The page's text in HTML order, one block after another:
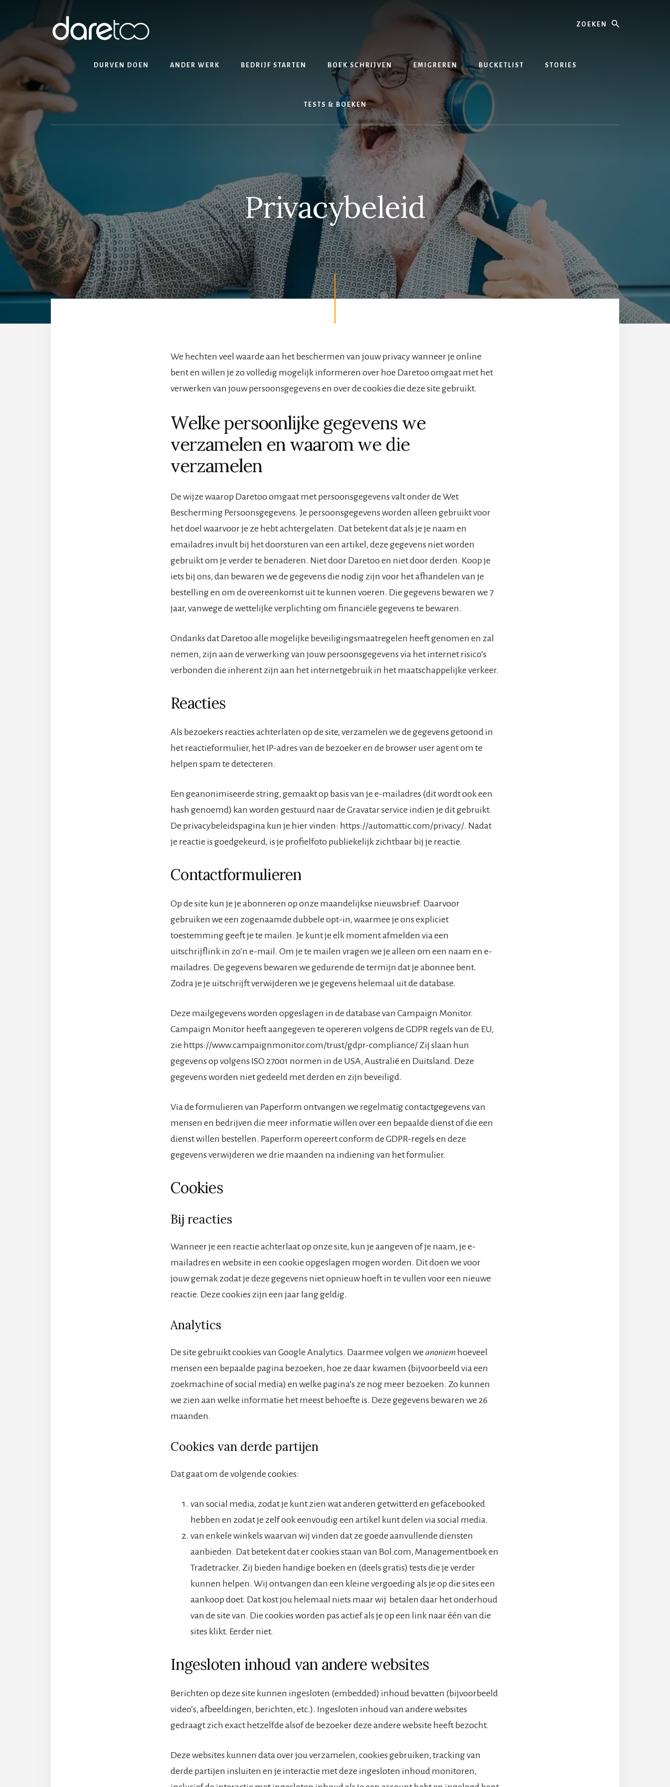
content
DURVEN DOEN ANDER WERK BEDRIJF STARTEN BOEK SCHRIJVEN EMIGREREN BUCKETLIST STORIES
TESTS & BOEKEN
Privacybeleid
We hechten veel waarde aan het beschermen van jouw privacy wanneer je online
bent en willen je zo volledig mogelijk informeren over hoe Daretoo omgaat met het
verwerken van jouw persoonsgegevens en over de cookies die deze site gebruikt.
Welke persoonlijke gegevens we
verzamelen en waarom we die
verzamelen
De wijze waarop Daretoo omgaat met persoonsgegevens valt onder de Wet
Bescherming Persoonsgegevens. Je persoonsgegevens worden alleen gebruikt voor
het doel waarvoor je ze hebt achtergelaten. Dat betekent dat als je je naam en
emailadres invult bij het doorsturen van een artikel, deze gegevens niet worden
gebruikt om je verder te benaderen. Niet door Daretoo en niet door derden. Koop je
iets bij ons, dan bewaren we de gegevens die nodig zijn voor het afhandelen van je
bestelling en om de overeenkomst uit te kunnen voeren. Die gegevens bewaren we 7
jaar, vanwege de wettelijke verplichting om financiële gegevens te bewaren.
Ondanks dat Daretoo alle mogelijke beveiligingsmaatregelen heeft genomen en zal
nemen, zijn aan de verwerking van jouw persoonsgegevens via het internet risico’s
verbonden die inherent zijn aan het internetgebruik in het maatschappelijke verkeer.
Reacties
Als bezoekers reacties achterlaten op de site, verzamelen we de gegevens getoond in
het reactieformulier, het IP-adres van de bezoeker en de browser user agent om te
helpen spam te detecteren.
Een geanonimiseerde string, gemaakt op basis van je e-mailadres (dit wordt ook een
hash genoemd) kan worden gestuurd naar de Gravatar service indien je dit gebruikt.
De privacybeleidspagina kun je hier vinden: https://automattic.com/privacy/. Nadat
je reactie is goedgekeurd, is je profielfoto publiekelijk zichtbaar bij je reactie.
Contactformulieren
Op de site kun je je abonneren op onze maandelijkse nieuwsbrief. Daarvoor
gebruiken we een zogenaamde dubbele opt-in, waarmee je ons expliciet
toestemming geeft je te mailen. Je kunt je elk moment afmelden via een
uitschrijflink in zo’n e-mail. Om je te mailen vragen we je alleen om een naam en e-
mailadres. De gegevens bewaren we gedurende de termijn dat je abonnee bent.
Zodra je je uitschrijft verwijderen we je gegevens helemaal uit de database.
Deze mailgegevens worden opgeslagen in de database van Campaign Monitor.
Campaign Monitor heeft aangegeven te opereren volgens de GDPR regels van de EU,
zie https://www.campaignmonitor.com/trust/gdpr-compliance/ Zij slaan hun
gegevens op volgens ISO 27001 normen in de USA, Australië en Duitsland. Deze
gegevens worden niet gedeeld met derden en zijn beveiligd.
Via de formulieren van Paperform ontvangen we regelmatig contactgegevens van
mensen en bedrijven die meer informatie willen over een bepaalde dienst of die een
dienst willen bestellen. Paperform opereert conform de GDPR-regels en deze
gegevens verwijderen we drie maanden na indiening van het formulier.
Cookies
Bij reacties
Wanneer je een reactie achterlaat op onze site, kun je aangeven of je naam, je e-
mailadres en website in een cookie opgeslagen mogen worden. Dit doen we voor
jouw gemak zodat je deze gegevens niet opnieuw hoeft in te vullen voor een nieuwe
reactie. Deze cookies zijn een jaar lang geldig.
Analytics
De site gebruikt cookies van Google Analytics. Daarmee volgen we anoniem hoeveel
mensen een bepaalde pagina bezoeken, hoe ze daar kwamen (bijvoorbeeld via een
zoekmachine of social media) en welke pagina’s ze nog meer bezoeken. Zo kunnen
we zien aan welke informatie het meest behoefte is. Deze gegevens bewaren we 26
maanden.
Cookies van derde partijen
Dat gaat om de volgende cookies:
van social media, zodat je kunt zien wat anderen getwitterd en gefacebooked
hebben en zodat je zelf ook eenvoudig een artikel kunt delen via social media.
van enkele winkels waarvan wij vinden dat ze goede aanvullende diensten
aanbieden. Dat betekent dat er cookies staan van Bol.com, Managementboek en
Tradetracker. Zij bieden handige boeken en (deels gratis) tests die je verder
kunnen helpen. Wij ontvangen dan een kleine vergoeding als je op die sites een
aankoop doet. Dat kost jou helemaal niets maar wij betalen daar het onderhoud
van de site van. Die cookies worden pas actief als je op een link naar één van die
sites klikt. Eerder niet.
Ingesloten inhoud van andere websites
Berichten op deze site kunnen ingesloten (embedded) inhoud bevatten (bijvoorbeeld
video’s, afbeeldingen, berichten, etc.). Ingesloten inhoud van andere websites
gedraagt zich exact hetzelfde alsof de bezoeker deze andere website heeft bezocht.
Deze websites kunnen data over jou verzamelen, cookies gebruiken, tracking van
derde partijen insluiten en je interactie met deze ingesloten inhoud monitoren,